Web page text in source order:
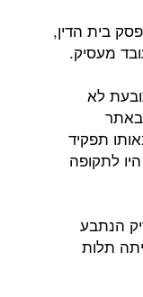
בית הדין,
מעסיק.
לא
תפקיד
לתקופה
הנתבע
תלות